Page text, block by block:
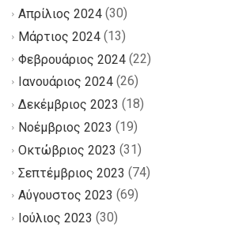
Απρίλιος 2024 (30)
Μάρτιος 2024 (13)
Φεβρουάριος 2024 (22)
Ιανουάριος 2024 (26)
Δεκέμβριος 2023 (18)
Νοέμβριος 2023 (19)
Οκτώβριος 2023 (31)
Σεπτέμβριος 2023 (74)
Αύγουστος 2023 (69)
Ιούλιος 2023 (30)